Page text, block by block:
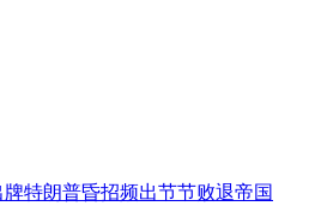
特朗普昏招频出节节败退帝国